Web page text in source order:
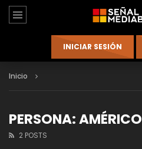
Inicio
PERSONA: AMÉRICO
2 POSTS